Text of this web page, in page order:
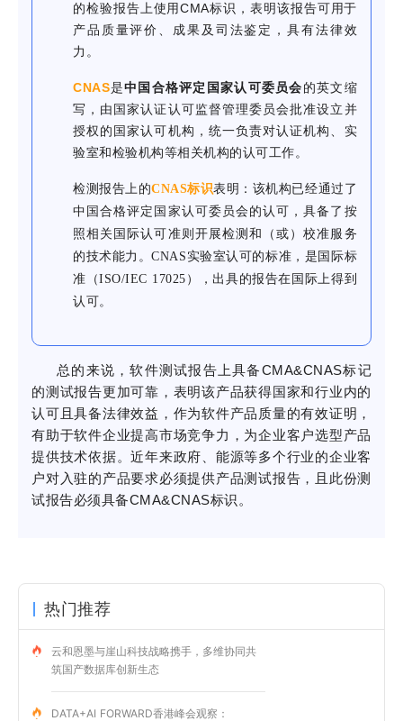
的检验报告上使用CMA标识，表明该报告可用于
产品质量评价、成果及司法鉴定，具有法律效
力。
CNAS是中国合格评定国家认可委员会的英文缩
写，由国家认证认可监督管理委员会批准设立并
授权的国家认可机构，统一负责对认证机构、实
验室和检验机构等相关机构的认可工作。
检测报告上的CNAS标识表明： 该机构已经通过了
中国合格评定国家认可委员会的认可，具备了按
照相关国际认可准则开展检测 和（或）校准服务
的技术能力。CNAS实验室认可的标准，是国际标
准（ISO/IEC 17025），出具的报告在国际上得到
认可。
总的来说，软件测试报告上具备CMA&CNAS标记
的测试报告更加可靠，表明该产品获得国家和行业内的
认可且具备法律效益，作为软件产品质量的有效证明，
有助于软件企业提高市场竞争力，为企业客户选型产品
提供技术依据。近年来政府、能源等多个行业的企业客
户对入驻的产品要求必须提供产品测试报告，且此份测
试报告必须具备CMA&CNAS标识。
热门推荐
云和恩墨与崖山科技战略携手，多维协同共
筑国产数据库创新生态
DATA+AI FORWARD香港峰会观察：